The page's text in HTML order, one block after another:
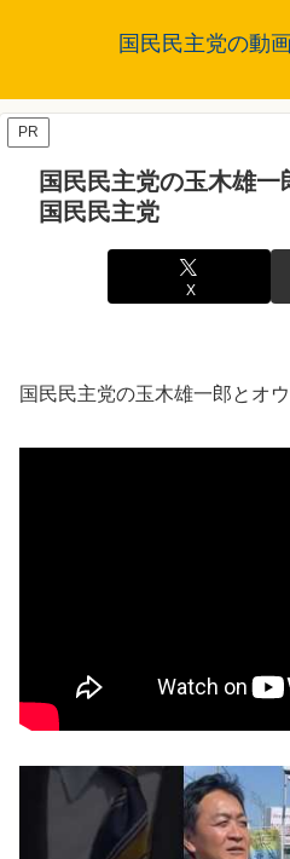
国民民主党の動
PR
国民民主党の玉木雄
国民民主党
X
国民民主党の玉木雄一郎とオ